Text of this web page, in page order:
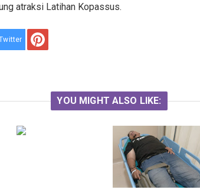
atraksi Latihan Kopassus.
YOU MIGHT ALSO LIKE: